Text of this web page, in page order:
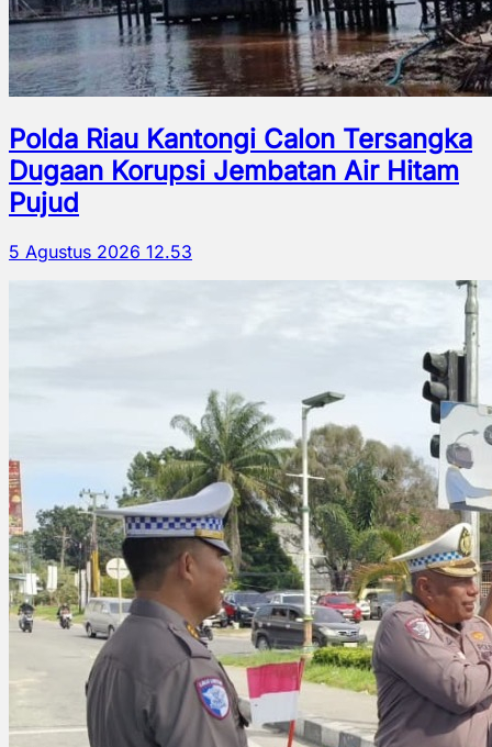
Polda Riau Kantongi Calon Tersangka
Dugaan Korupsi Jembatan Air Hitam
Pujud
5 Agustus 2026 12.53